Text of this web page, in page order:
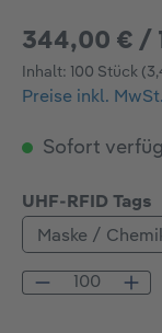
344,00 € /
Inhalt: 100 Stück
Preise inkl.
Sofort
UHF-RFID Tags
Produkt